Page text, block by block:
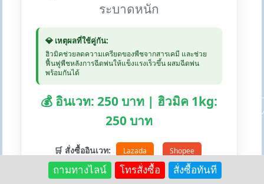
ระบาดหนัก
💎 เหตุผลที่ใช้คู่กัน:
ฮิวมิคช่วยลดความเครียดของพืชจากสารเคมี และช่วย
ฟื้นฟูพืชหลังการฉีดพ่นให้แข็งแรงเร็วขึ้น ผสมฉีดพ่น
พร้อมกันได้
💰 อินเวท: 250 บาท | ฮิวมิค 1kg:
250 บาท
🛒 สั่งซื้ออินเวท: Lazada Shopee
ถามทางไลน์ โทรสั่งซื้อ สั่งซื้อทันที